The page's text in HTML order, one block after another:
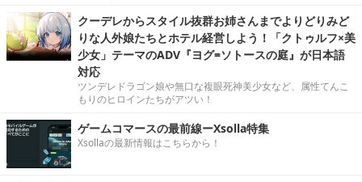
クーデレからスタイル抜群お姉さんまでよりどりみど
りな人外娘たちとホテル経営しよう！「クトゥルフ×美
少女」テーマのADV『ヨグ=ソトースの庭』が日本語
対応
ツンデレドラゴン娘や無口な複眼死神美少女など、属性てんこ
もりのヒロインたちがアツい！
ゲームコマースの最前線ーXsolla特集
Xsollaの最新情報はこちらから！